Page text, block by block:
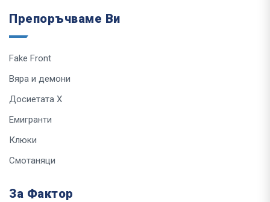
Препоръчваме Ви
Fake Front
Вяра и демони
Досиетата Х
Емигранти
Клюки
Смотаняци
За Фактор